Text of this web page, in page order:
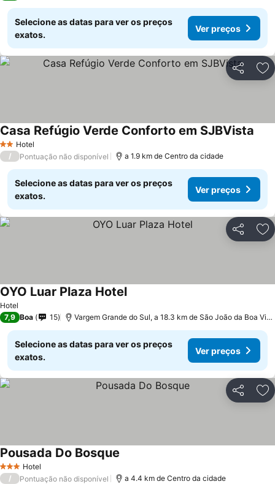
Selecione as datas para ver os preços
exatos.
Ver preços
Partilhar
2 Estrelas
Hotel
Casa Refúgio Verde Conforto em SJBVista
/ Pontuação não disponível a 1.9 km de Centro da cidade
Selecione as datas para ver os preços
exatos.
Ver preços
Partilhar
Hotel
OYO Luar Plaza Hotel
7,9 Boa 15 Vargem Grande do Sul, a 18.3 km de São João da Boa Vista
Selecione as datas para ver os preços
exatos.
Ver preços
Partilhar
3 EstrelasHotel
Pousada Do Bosque
/ Pontuação não disponível a 4.4 km de Centro da cidade